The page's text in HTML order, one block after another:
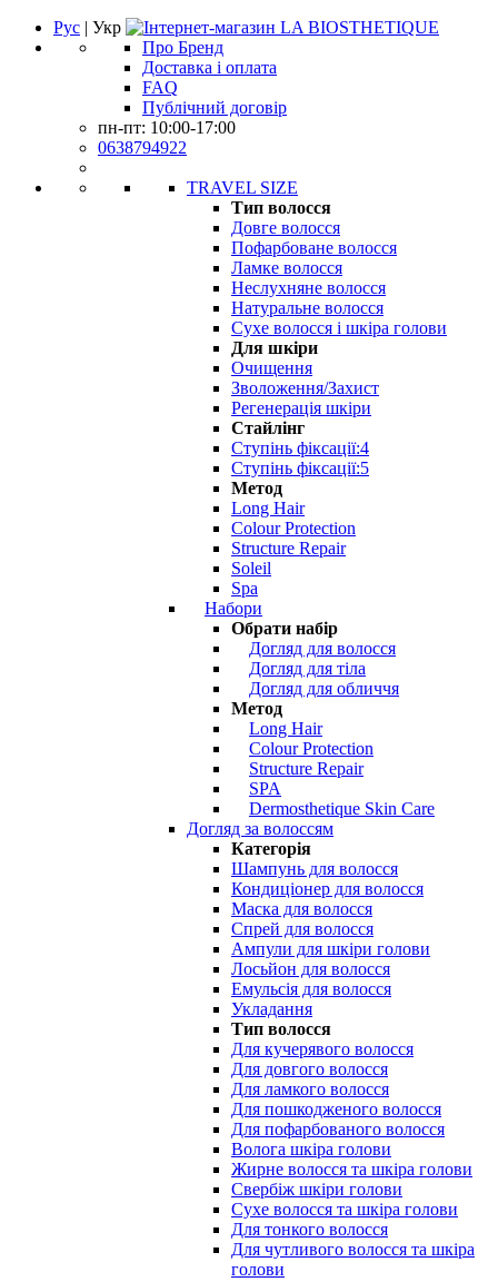
Рус | Укр
Про Бренд
Доставка і оплата
FAQ
Публічний договір
пн-пт: 10:00-17:00
0638794922
TRAVEL SIZE
Тип волосся
Довге волосся
Пофарбоване волосся
Ламке волосся
Неслухняне волосся
Натуральне волосся
Сухе волосся і шкіра голови
Для шкіри
Очищення
Зволоження/Захист
Регенерація шкіри
Стайлінг
Ступінь фіксації:4
Ступінь фіксації:5
Метод
Long Hair
Colour Protection
Structure Repair
Soleil
Spa
Набори
Обрати набір
Догляд для волосся
Догляд для тіла
Догляд для обличчя
Метод
Long Hair
Colour Protection
Structure Repair
SPA
Dermosthetique Skin Care
Догляд за волоссям
Категорія
Шампунь для волосся
Кондиціонер для волосся
Маска для волосся
Спрей для волосся
Ампули для шкіри голови
Лосьйон для волосся
Емульсія для волосся
Укладання
Тип волосся
Для кучерявого волосся
Для довгого волосся
Для ламкого волосся
Для пошкодженого волосся
Для пофарбованого волосся
Волога шкіра голови
Жирне волосся та шкіра голови
Свербіж шкіри голови
Сухе волосся та шкіра голови
Для тонкого волосся
Для чутливого волосся та шкіра
голови